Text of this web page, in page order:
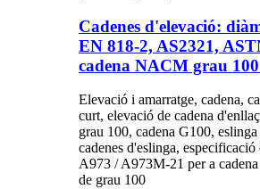
Cadenes d'elevació:
EN 818-2, AS2321,
cadena NACM grau
Elevació i amarratge, cadena,
curt, elevació de cadena
grau 100, cadena G100, eslinga
cadenes d'eslinga,
A973 / A973M-21 per a
de grau 100